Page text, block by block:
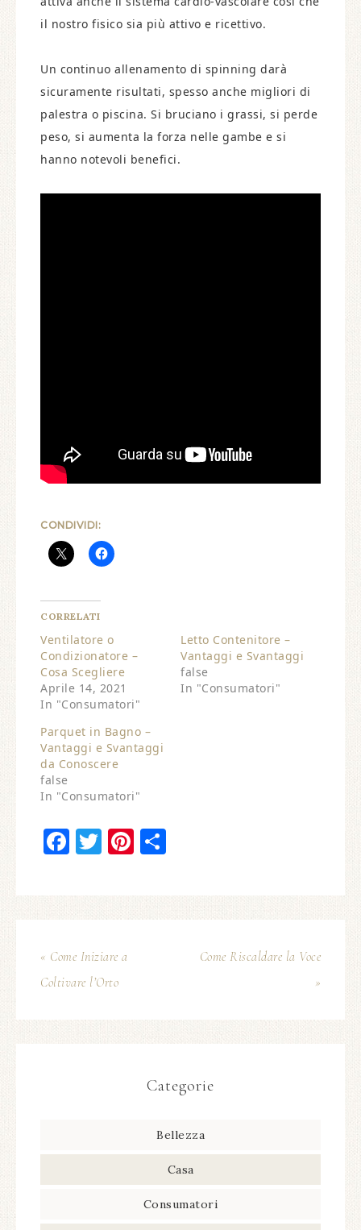
il nostro fisico sia più attivo e ricettivo.
Un continuo allenamento di spinning darà
sicuramente risultati, spesso anche migliori di
palestra o piscina. Si bruciano i grassi, si perde
peso, si aumenta la forza nelle gambe e si
hanno notevoli benefici.
CONDIVIDI:
CORRELATI
Ventilatore o
Condizionatore –
Cosa Scegliere
Aprile 14, 2021
In "Consumatori"
Letto Contenitore –
Vantaggi e Svantaggi
false
In "Consumatori"
Parquet in Bagno –
Vantaggi e Svantaggi
da Conoscere
false
In "Consumatori"
Facebook
Twitter
Pinterest
« Come Iniziare a
Coltivare l’Orto
Come Riscaldare la Voce
»
Categorie
Bellezza
Casa
Consumatori